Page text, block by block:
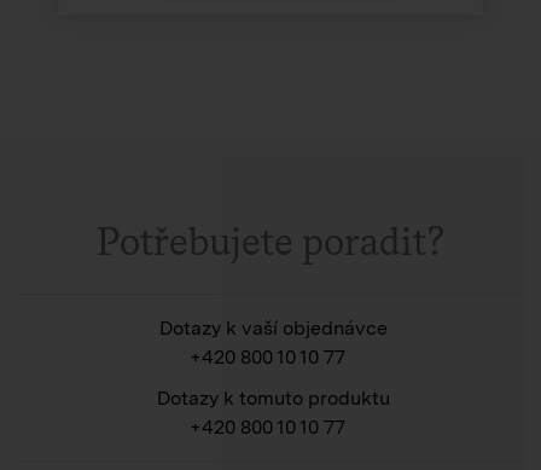
Potřebujete poradit?
Dotazy k vaší objednávce
+420 800 10 10 77
Dotazy k tomuto produktu
+420 800 10 10 77